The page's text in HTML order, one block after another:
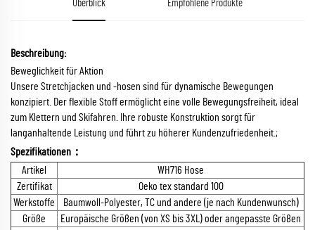
Überblick Empfohlene Produkte
Beschreibung:
Beweglichkeit für Aktion
Unsere Stretchjacken und -hosen sind für dynamische Bewegungen
konzipiert. Der flexible Stoff ermöglicht eine volle Bewegungsfreiheit, ideal
zum Klettern und Skifahren. Ihre robuste Konstruktion sorgt für
langanhaltende Leistung und führt zu höherer Kundenzufriedenheit.;
Spezifikationen：
Artikel
WH716 Hose
Zertifikat
Oeko tex standard 100
Werkstoffe
Baumwoll-Polyester, TC und andere (je nach Kundenwunsch)
Größe
Europäische Größen (von XS bis 3XL) oder angepasste Größen